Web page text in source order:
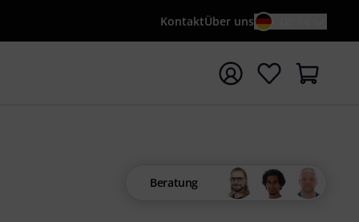
KontaktÜber uns
mit Suchwort {searchTerm} starten
Beratung